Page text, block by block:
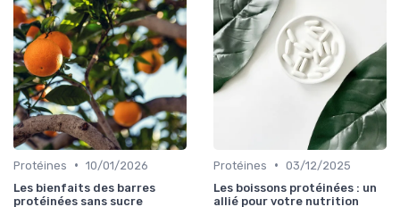
Protéines • 10/01/2026
Les bienfaits des barres
protéinées sans sucre
Protéines • 03/12/2025
Les boissons protéinées : un
allié pour votre nutrition